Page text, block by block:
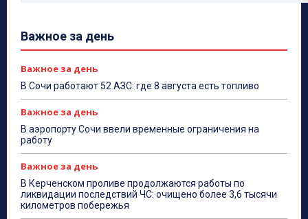
Важное за день
Важное за день
В Сочи работают 52 АЗС: где 8 августа есть топливо
Важное за день
В аэропорту Сочи ввели временные ограничения на
работу
Важное за день
В Керченском проливе продолжаются работы по
ликвидации последствий ЧС: очищено более 3,6 тысячи
километров побережья